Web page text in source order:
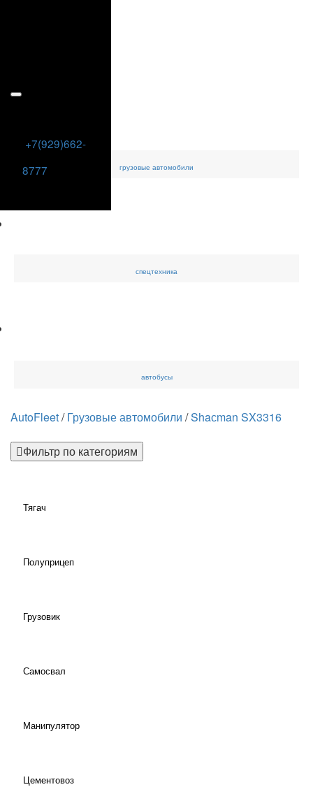
+7(929)662-
8777
грузовые автомобили
спецтехника
автобусы
AutoFleet/ Грузовые автомобили /Shaсman SX3316
Фильтр по категориям
Тягач
Полуприцеп
Грузовик
Самосвал
Манипулятор
Цементовоз